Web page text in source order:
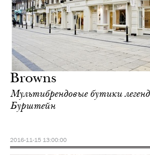
Browns
Мультибрендовые бутики
Бурштейн
2016-11-15 13:00:00